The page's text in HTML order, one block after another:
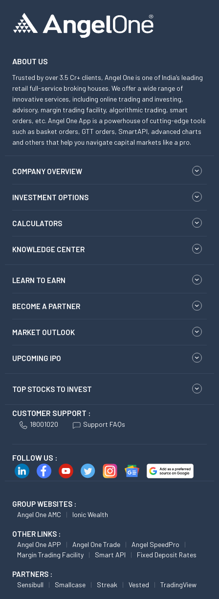
ABOUT US
Trusted by over 3.5 Cr+ clients, Angel One is one of India’s leading
retail full-service broking houses. We offer a wide range of
innovative services, including online trading and investing,
advisory, margin trading facility, algorithmic trading, smart
orders, etc. Angel One App is a powerhouse of cutting-edge tools
such as basket orders, GTT orders, SmartAPI, advanced charts
and others that help you navigate capital markets like a pro.
COMPANY OVERVIEW
INVESTMENT OPTIONS
CALCULATORS
KNOWLEDGE CENTER
LEARN TO EARN
BECOME A PARTNER
MARKET OUTLOOK
UPCOMING IPO
TOP STOCKS TO INVEST
CUSTOMER SUPPORT :
18001020 Support FAQs
FOLLOW US :
GROUP WEBSITES :
Angel One AMC Ionic Wealth
OTHER LINKS :
Angel One APP Angel One Trade
Angel SpeedPro
Margin Trading Facility
Smart API Fixed Deposit Rates
PARTNERS :
Sensibull Smallcase Streak Vested TradingView